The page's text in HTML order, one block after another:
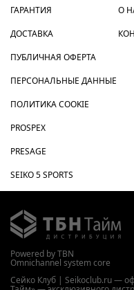
ГАРАНТИЯ
ДОСТАВКА
О
ПУБЛИЧНАЯ ОФЕРТА
ПЕРСОНАЛЬНЫЕ ДАННЫЕ
ПОЛИТИКА COOKIE
PROSPEX
PRESAGE
SEIKO 5 SPORTS
Powered by TBN
Omnichannel system core
Сейко Клуб | Seikoclub.ru —